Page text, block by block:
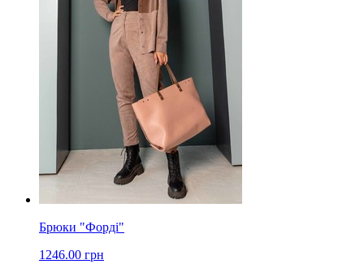
Брюки "Форді"
1246.00 грн